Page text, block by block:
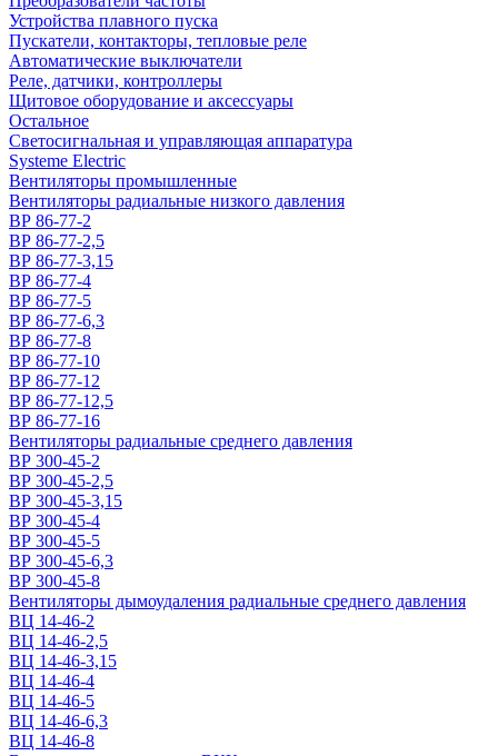
Устройства плавного пуска
Пускатели, контакторы, тепловые реле
Автоматические выключатели
Реле, датчики, контроллеры
Щитовое оборудование и аксессуары
Остальное
Светосигнальная и управляющая аппаратура
Systeme Electric
Вентиляторы промышленные
Вентиляторы радиальные низкого давления
ВР 86-77-2
ВР 86-77-2,5
ВР 86-77-3,15
ВР 86-77-4
ВР 86-77-5
ВР 86-77-6,3
ВР 86-77-8
ВР 86-77-10
ВР 86-77-12
ВР 86-77-12,5
ВР 86-77-16
Вентиляторы радиальные среднего давления
ВР 300-45-2
ВР 300-45-2,5
ВР 300-45-3,15
ВР 300-45-4
ВР 300-45-5
ВР 300-45-6,3
ВР 300-45-8
Вентиляторы дымоудаления радиальные среднего давления
ВЦ 14-46-2
ВЦ 14-46-2,5
ВЦ 14-46-3,15
ВЦ 14-46-4
ВЦ 14-46-5
ВЦ 14-46-6,3
ВЦ 14-46-8